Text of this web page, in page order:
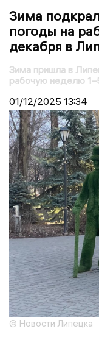
Зима
погоды на
декабря в
Зима пришла в
рабочую неделю
01/12/2025 13:34
© Новости Липецка